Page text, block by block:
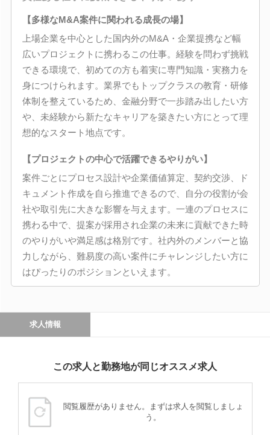
【多様なM&A案件に関われる成長の場】
上場企業を中心とした国内外のM&A・企業提携など幅
広いプロジェクトに携わるこの仕事。経験を問わず挑戦
できる環境で、初めての方も着実に専門知識・実務力を
身につけられます。業界でもトップクラスの教育・研修
体制を整えているため、金融分野で一歩踏み出したい方
や、未経験から新たなキャリアを築きたい方にとって理
想的なスタート地点です。
【プロジェクトの中心で活躍できるやりがい】
案件ごとにプロセス設計や企業価値算定、契約交渉、ド
キュメント作成を自ら推進できるので、自分の役割が会
社や取引先に大きな影響を与えます。一連のプロセスに
携わる中で、提案が採用され企業の未来に貢献できた時
のやりがいや満足感は格別です。社内外のメンバーと協
力しながら、難易度の高い案件にチャレンジしたい方に
はぴったりのポジションといえます。
求人情報
この求人と勤務地が同じオススメ求人
閲覧履歴がありません。まずは求人を閲覧しましょ
う。